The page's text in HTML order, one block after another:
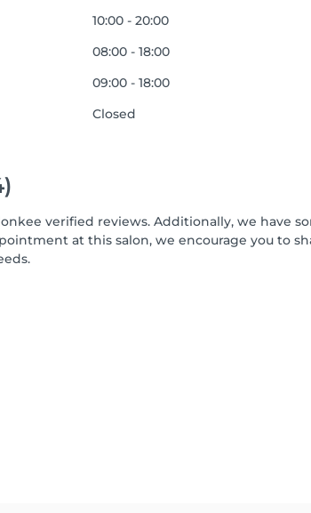
10:00 - 20:00
08:00 - 18:00
09:00 - 18:00
Closed
verified reviews. Additionally, we have
at this salon, we encourage you to